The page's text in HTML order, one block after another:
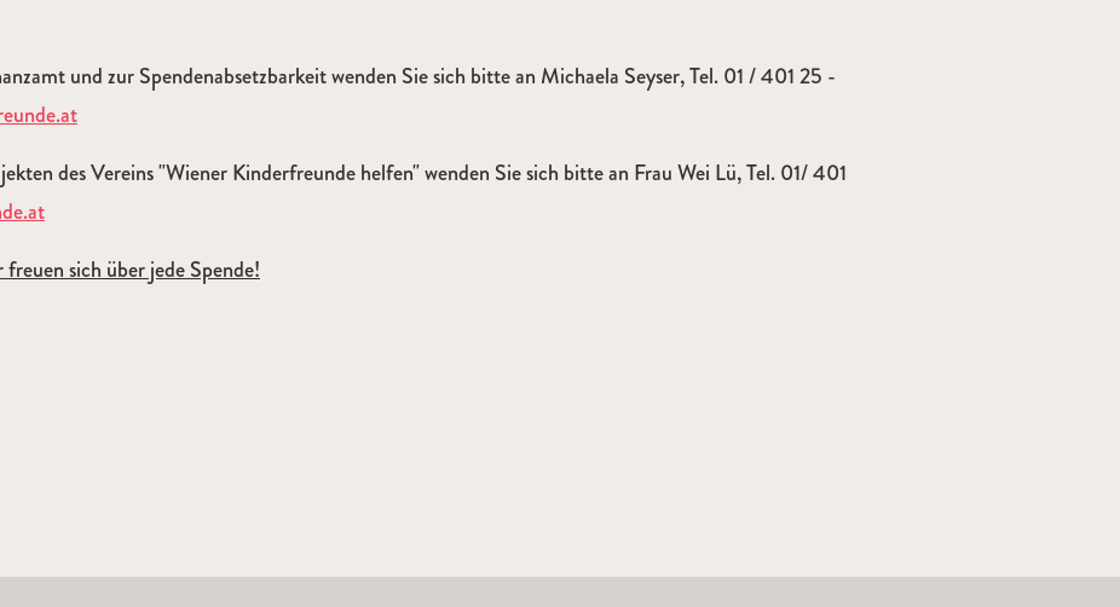
und zur Spendenabsetzbarkeit wenden Sie sich bitte an Michaela Seyser, Tel. 01 / 401 25 -
des Vereins "Wiener Kinderfreunde helfen" wenden Sie sich bitte an Frau Wei Lü, Tel. 01/ 401
sich über jede Spende!